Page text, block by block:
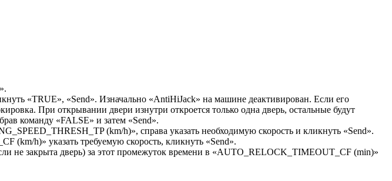
«TRUE», «Send». Изначально «AntiHiJack» на машине деактивирован. Если его
При открывании двери изнутри откроется только одна дверь, остальные будут
команду «FALSE» и затем «Send».
(km/h)», справа указать необходимую скорость и кликнуть «Send».
(km/h)» указать требуемую скорость, кликнуть «Send».
не закрыта дверь) за этот промежуток времени в «AUTO_RELOCK_TIMEOUT_CF (min)»